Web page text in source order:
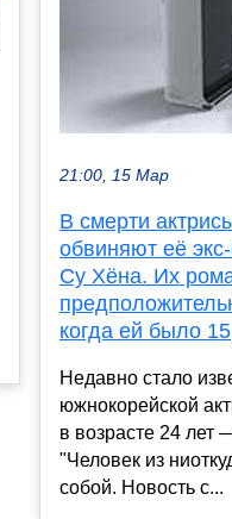
21:00, 15 Мар
В смерти
обвиняют её
Су Хёна. Их
когда ей было
Недавно стало
южнокорейской
в возрасте 24 лет
"Человек из
собой. Новость с...